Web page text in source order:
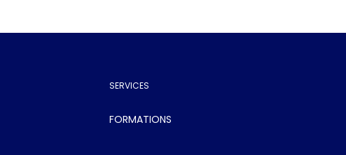
SERVICES
FORMATIONS